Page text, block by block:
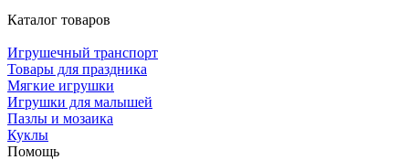
Каталог товаров
Игрушечный транспорт
Товары для праздника
Мягкие игрушки
Игрушки для малышей
Пазлы и мозаика
Куклы
Помощь